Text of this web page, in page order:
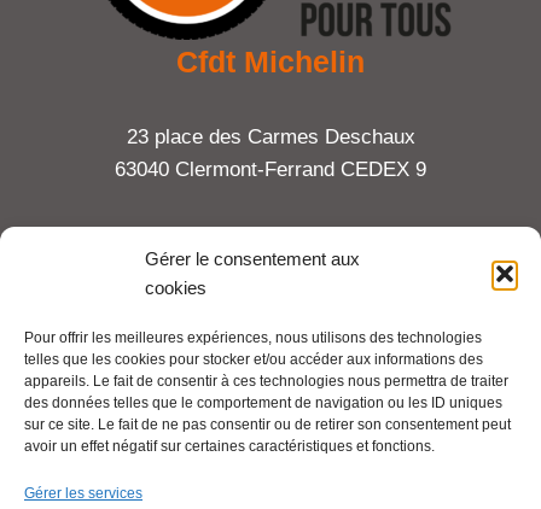
Gérer le consentement aux
cookies
Pour offrir les meilleures expériences, nous utilisons des technologies
telles que les cookies pour stocker et/ou accéder aux informations des
appareils. Le fait de consentir à ces technologies nous permettra de traiter
des données telles que le comportement de navigation ou les ID uniques
sur ce site. Le fait de ne pas consentir ou de retirer son consentement peut
avoir un effet négatif sur certaines caractéristiques et fonctions.
Gérer les services
Cfdt Michelin
23 place des Carmes Deschaux
63040 Clermont-Ferrand CEDEX 9
Tel : 06 65 27 23 81
Mentions légales
Pour aller plus loin :